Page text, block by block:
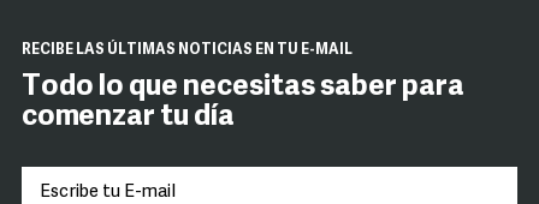
RECIBE LAS ÚLTIMAS NOTICIAS EN TU E-MAIL
Todo lo que necesitas saber para
comenzar tu día